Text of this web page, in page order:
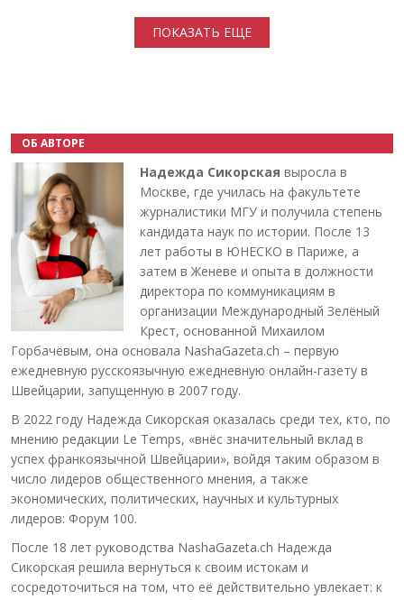
ПОКАЗАТЬ ЕЩЕ
ОБ АВТОРЕ
Надежда Сикорская выросла в
Москве, где училась на факультете
журналистики МГУ и получила степень
кандидата наук по истории. После 13
лет работы в ЮНЕСКО в Париже, а
затем в Женеве и опыта в должности
директора по коммуникациям в
организации Международный Зелёный
Крест, основанной Михаилом
Горбачёвым, она основала NashaGazeta.ch – первую
ежедневную русскоязычную ежедневную онлайн-газету в
Швейцарии, запущенную в 2007 году.
В 2022 году Надежда Сикорская оказалась среди тех, кто, по
мнению редакции Le Temps, «внёс значительный вклад в
успех франкоязычной Швейцарии», войдя таким образом в
число лидеров общественного мнения, а также
экономических, политических, научных и культурных
лидеров: Форум 100.
После 18 лет руководства NashaGazeta.ch Надежда
Сикорская решила вернуться к своим истокам и
сосредоточиться на том, что её действительно увлекает: к